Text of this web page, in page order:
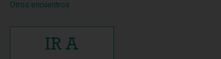
Otros encuentros